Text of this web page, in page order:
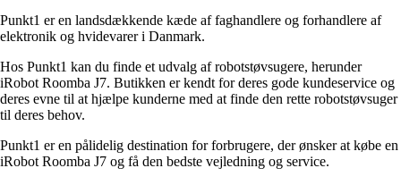
Punkt1 er en landsdækkende kæde af faghandlere og forhandlere af
elektronik og hvidevarer i Danmark.
Hos Punkt1 kan du finde et udvalg af robotstøvsugere, herunder
iRobot Roomba J7. Butikken er kendt for deres gode kundeservice og
deres evne til at hjælpe kunderne med at finde den rette robotstøvsuger
til deres behov.
Punkt1 er en pålidelig destination for forbrugere, der ønsker at købe en
iRobot Roomba J7 og få den bedste vejledning og service.